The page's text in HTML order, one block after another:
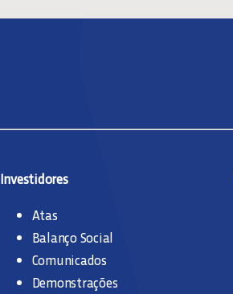
Investidores
Atas
Balanço Social
Comunicados
Demonstrações